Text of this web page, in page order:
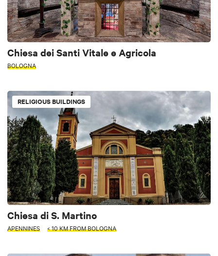
Chiesa dei Santi Vitale e Agricola
BOLOGNA
RELIGIOUS BUILDINGS
Chiesa di S. Martino
APENNINES < 10 KM FROM BOLOGNA